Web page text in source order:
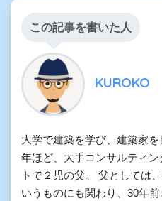
この記事を書いた人
KUROKO
大学で建築を学び、建築家
年ほど、大手コンサルティ
トで２児の父。 父としては
いうものにも関わり、30年